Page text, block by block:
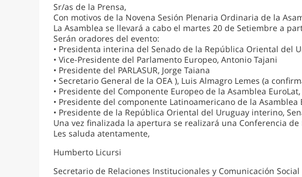
Sr/as de la Prensa,
Con motivos de la Novena Sesión Plenaria Ordinaria de la
La Asamblea se llevará a cabo el martes 20 de Setiembre a
Serán oradores del evento:
• Presidenta interina del Senado de la República Oriental del
• Vice-Presidente del Parlamento Europeo, Antonio Tajani
• Presidente del PARLASUR, Jorge Taiana
• Secretario General de la OEA ), Luis Almagro Lemes (a
• Presidente del Componente Europeo de la Asamblea
• Presidente del componente Latinoamericano de la Asamblea
• Presidente de la República Oriental del Uruguay interino,
Una vez finalizada la apertura se realizará una Conferencia
Les saluda atentamente,
Humberto Licursi
Secretario de Relaciones Institucionales y Comunicación Social